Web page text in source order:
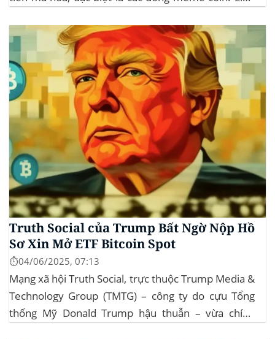
Government Efficiency) và chỉ trích dự luật “Big
Beautiful Bill” của Trump,...
Truth Social của Trump Bất Ngờ Nộp Hồ
Sơ Xin Mở ETF Bitcoin Spot
⏱️04/06/2025, 07:13
Mạng xã hội Truth Social, trực thuộc Trump Media &
Technology Group (TMTG) – công ty do cựu Tổng
thống Mỹ Donald Trump hậu thuẫn – vừa chính